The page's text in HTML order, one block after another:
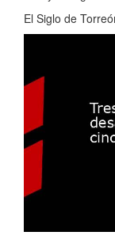
El Siglo de